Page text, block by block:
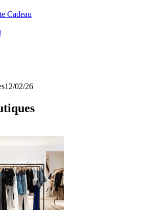
Cadeau
12/02/26